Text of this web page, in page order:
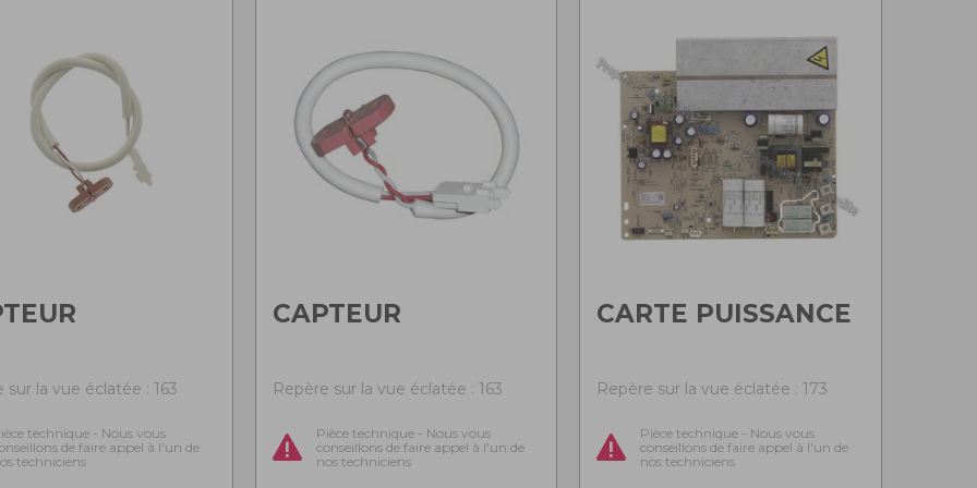
sur la vue éclatée : 163
technique - Nous vous
de faire appel à l'un de
techniciens
CAPTEUR
Repère sur la vue éclatée : 163
Pièce technique - Nous vous
conseillons de faire appel à l'un de
nos techniciens
CARTE PUISSANCE
Repère sur la vue éclatée : 173
Pièce technique - Nous vous
conseillons de faire appel à l'un de
nos techniciens